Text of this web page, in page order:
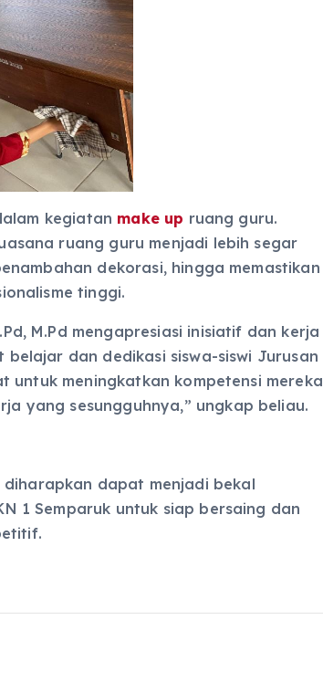
kegiatan make up ruang guru.
ruang guru menjadi lebih segar
dekorasi, hingga memastikan
tinggi.
M.Pd mengapresiasi inisiatif dan kerja
dan dedikasi siswa-siswi Jurusan
untuk meningkatkan kompetensi mereka
yang sesungguhnya,” ungkap beliau.
diharapkan dapat menjadi bekal
1 Semparuk untuk siap bersaing dan